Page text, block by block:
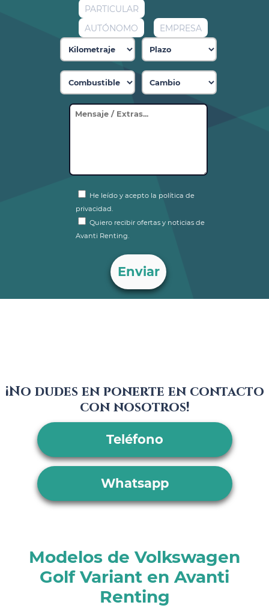
PARTICULAR
AUTÓNOMO
EMPRESA
He leído y acepto la política de
privacidad.
Quiero recibir ofertas y noticias de
Avanti Renting.
¡No dudes en ponerte en contacto
con nosotros!
Teléfono
Whatsapp
Modelos de Volkswagen
Golf Variant en Avanti
Renting